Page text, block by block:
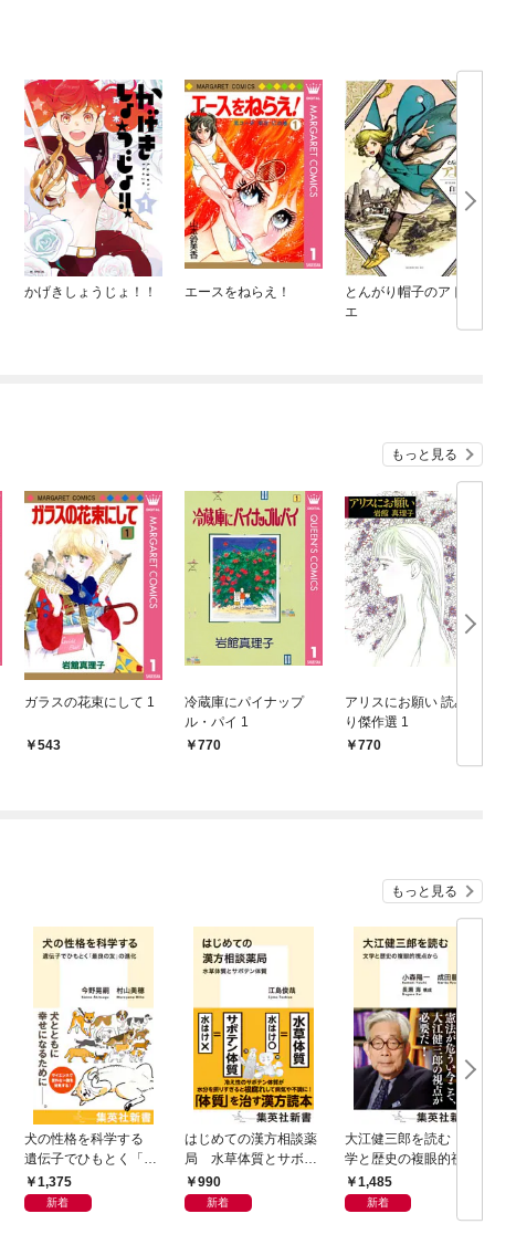
かげきしょうじょ！！ エースをねらえ！
とんがり帽子のアトリ
エ
もっと見る
ガラスの花束にして 1
543
冷蔵庫にパイナップ
ル・パイ 1
770
アリスにお願い 読み切
り傑作選 1
770
もっと見る
犬の性格を科学する
遺伝子でひもとく「最
良の友」の進化
1,375
新着
はじめての漢方相談薬
局 水草体質とサボテ
ン体質
990
新着
大江健三郎を読む 文
学と歴史の複眼的視点
から1,485
新着